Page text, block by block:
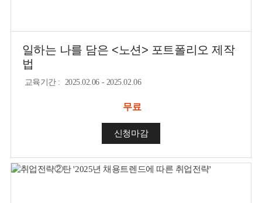
일하는 나를 담은 <노션> 포트폴리오 제작
법
교육기간: 2025.02.06 - 2025.02.06
무료
신청마감